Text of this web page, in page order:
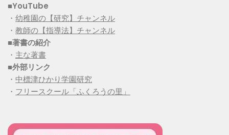
■YouTube
・ 幼稚園の【研究】チャンネル
・ 教師の【指導法】チャンネル
■著書の紹介
・ 主な著書
■外部リンク
・ 中標津ひかり学園研究
・ フリースクール「ふくろうの里」